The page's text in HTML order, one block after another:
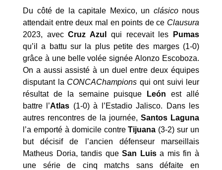
Du côté de la capitale Mexico, un clásiconous
attendait entre deux mal en points de ce Clausura
2023, avecCruz Azul qui recevait les
Pumas
qu’il a battu sur la plus petite des marges (1-0)
grâce à une belle volée signée Alonzo Escoboza.
On a aussi assisté à un duel entre deux équipes
disputant la CONCAChampions qui ont suivi leur
résultat de la semaine puisque
León est allé
battre l’Atlas (1-0) à l’Estadio Jalisco. Dans les
autres rencontres de la journée, Santos Laguna
l’a emporté à domicile contreTijuana (3-2) sur un
but décisif de l’ancien défenseur marseillais
Matheus Doria, tandis queSan Luisa mis fin à
une série de cinq matchs sans défaite en